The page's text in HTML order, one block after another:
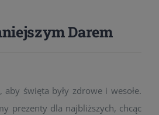
Darem
aby święta były zdrowe i wesołe.
prezenty dla najbliższych, chcąc